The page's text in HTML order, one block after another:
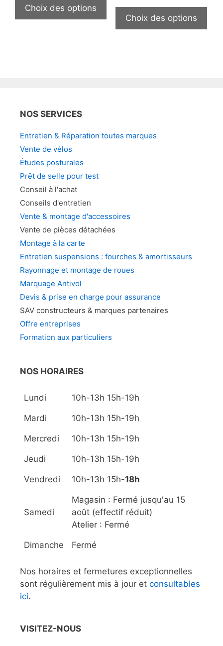
Choix des options
produit
a
plusieurs
Choix des options
a
NOS SERVICES
Entretien & Réparation toutes marques
Vente de vélos
Études posturales
Prêt de selle pour test
Conseil à l'achat
Conseils d'entretien
Vente & montage d'accessoires
Vente de pièces détachées
Montage à la carte
Entretien suspensions : fourches & amortisseurs
Rayonnage et montage de roues
Marquage Antivol
Devis & prise en charge pour assurance
SAV constructeurs & marques partenaires
Offre entreprises
Formation aux particuliers
NOS HORAIRES
Lundi 10h-13h 15h-19h
Mardi 10h-13h 15h-19h
Mercredi 10h-13h 15h-19h
Jeudi 10h-13h 15h-19h
Vendredi 10h-13h 15h-18h
Samedi
Magasin : Fermé jusqu'au 15
août (effectif réduit)
Atelier : Fermé
Dimanche Fermé
Nos horaires et fermetures exceptionnelles
sont régulièrement mis à jour et consultables
ici.
VISITEZ-NOUS